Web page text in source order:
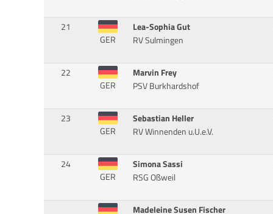
21
GER
Lea-Sophia Gut
RV Sulmingen
22
GER
Marvin Frey
PSV Burkhardshof
23
GER
Sebastian Heller
RV Winnenden u.U.e.V.
24
GER
Simona Sassi
RSG Oßweil
Madeleine Susen Fischer